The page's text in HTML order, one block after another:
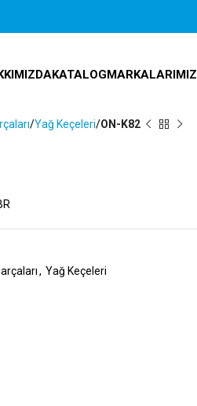
KATALOGMARKALARIMIZ
Yağ Keçeleri ON-K82
, Yağ Keçeleri